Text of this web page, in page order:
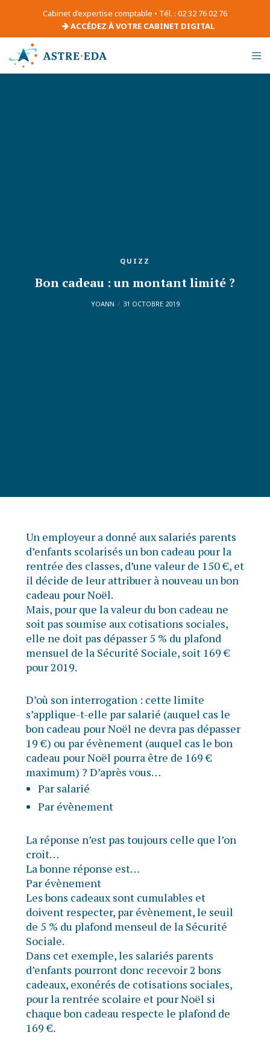
Cabinet d’expertise comptable • Tél. : 02 32 76 02 76
ACCÉDEZ À VOTRE CABINET DIGITAL
QUIZZ
Bon cadeau : un montant limité ?
YOANN 31 OCTOBRE 2019
Un employeur a donné aux salariés parents
d’enfants scolarisés un bon cadeau pour la
rentrée des classes, d’une valeur de 150 €, et
il décide de leur attribuer à nouveau un bon
cadeau pour Noël.
Mais, pour que la valeur du bon cadeau ne
soit pas soumise aux cotisations sociales,
elle ne doit pas dépasser 5 % du plafond
mensuel de la Sécurité Sociale, soit 169 €
pour 2019.
D’où son interrogation : cette limite
s’applique-t-elle par salarié (auquel cas le
bon cadeau pour Noël ne devra pas dépasser
19 €) ou par évènement (auquel cas le bon
cadeau pour Noël pourra être de 169 €
maximum) ? D’après vous…
Par salarié
Par évènement
La réponse n’est pas toujours celle que l’on
croit…
La bonne réponse est…
Par évènement
Les bons cadeaux sont cumulables et
doivent respecter, par évènement, le seuil
de 5 % du plafond menseul de la Sécurité
Sociale.
Dans cet exemple, les salariés parents
d’enfants pourront donc recevoir 2 bons
cadeaux, exonérés de cotisations sociales,
pour la rentrée scolaire et pour Noël si
chaque bon cadeau respecte le plafond de
169 €.